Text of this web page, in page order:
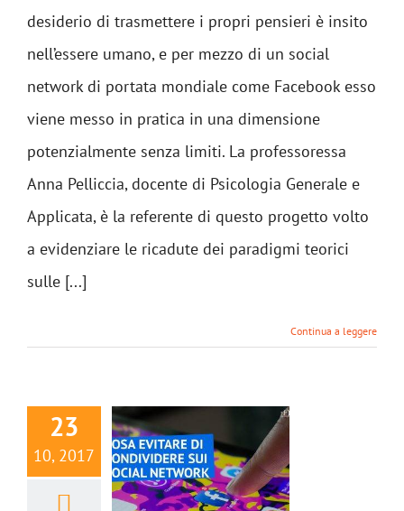
desiderio di trasmettere i propri pensieri è insito
nell’essere umano, e per mezzo di un social
network di portata mondiale come Facebook esso
viene messo in pratica in una dimensione
potenzialmente senza limiti. La professoressa
Anna Pelliccia, docente di Psicologia Generale e
Applicata, è la referente di questo progetto volto
a evidenziare le ricadute dei paradigmi teorici
sulle [...]
Continua a leggere
23
10, 2017